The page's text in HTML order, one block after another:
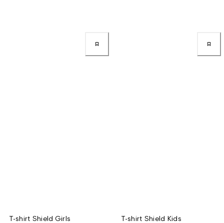
T-shirt Shield Girls T-shirt Shield Kids